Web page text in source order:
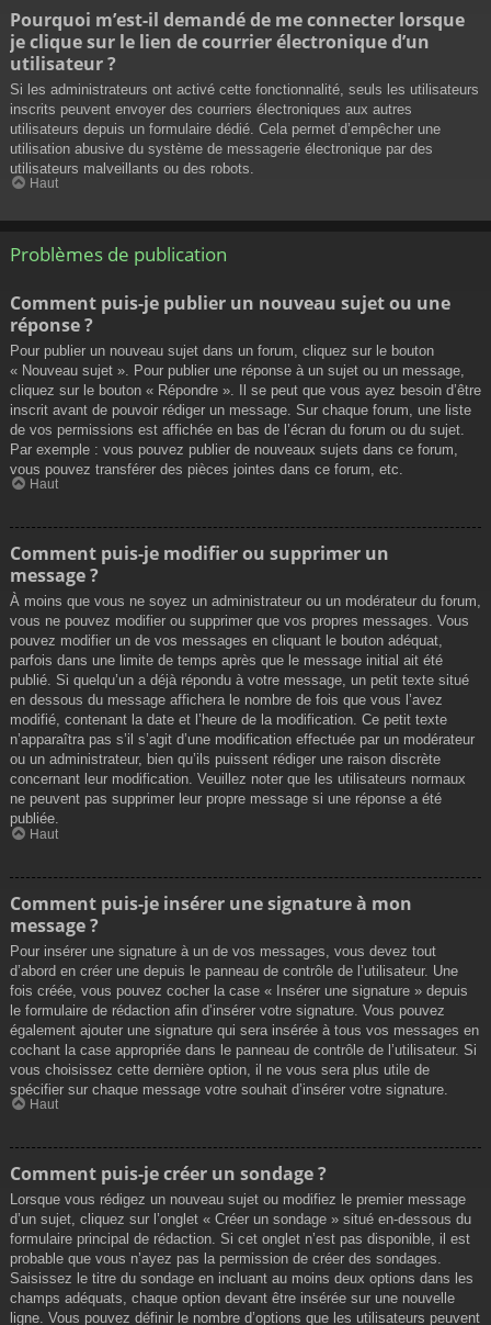
Pourquoi m’est-il demandé de me connecter lorsque
je clique sur le lien de courrier électronique d’un
utilisateur ?
Si les administrateurs ont activé cette fonctionnalité, seuls les utilisateurs
inscrits peuvent envoyer des courriers électroniques aux autres
utilisateurs depuis un formulaire dédié. Cela permet d’empêcher une
utilisation abusive du système de messagerie électronique par des
utilisateurs malveillants ou des robots.
Haut
Problèmes de publication
Comment puis-je publier un nouveau sujet ou une
réponse ?
Pour publier un nouveau sujet dans un forum, cliquez sur le bouton
« Nouveau sujet ». Pour publier une réponse à un sujet ou un message,
cliquez sur le bouton « Répondre ». Il se peut que vous ayez besoin d’être
inscrit avant de pouvoir rédiger un message. Sur chaque forum, une liste
de vos permissions est affichée en bas de l’écran du forum ou du sujet.
Par exemple : vous pouvez publier de nouveaux sujets dans ce forum,
vous pouvez transférer des pièces jointes dans ce forum, etc.
Haut
Comment puis-je modifier ou supprimer un
message ?
À moins que vous ne soyez un administrateur ou un modérateur du forum,
vous ne pouvez modifier ou supprimer que vos propres messages. Vous
pouvez modifier un de vos messages en cliquant le bouton adéquat,
parfois dans une limite de temps après que le message initial ait été
publié. Si quelqu’un a déjà répondu à votre message, un petit texte situé
en dessous du message affichera le nombre de fois que vous l’avez
modifié, contenant la date et l’heure de la modification. Ce petit texte
n’apparaîtra pas s’il s’agit d’une modification effectuée par un modérateur
ou un administrateur, bien qu’ils puissent rédiger une raison discrète
concernant leur modification. Veuillez noter que les utilisateurs normaux
ne peuvent pas supprimer leur propre message si une réponse a été
publiée.
Haut
Comment puis-je insérer une signature à mon
message ?
Pour insérer une signature à un de vos messages, vous devez tout
d’abord en créer une depuis le panneau de contrôle de l’utilisateur. Une
fois créée, vous pouvez cocher la case « Insérer une signature » depuis
le formulaire de rédaction afin d’insérer votre signature. Vous pouvez
également ajouter une signature qui sera insérée à tous vos messages en
cochant la case appropriée dans le panneau de contrôle de l’utilisateur. Si
vous choisissez cette dernière option, il ne vous sera plus utile de
spécifier sur chaque message votre souhait d’insérer votre signature.
Haut
Comment puis-je créer un sondage ?
Lorsque vous rédigez un nouveau sujet ou modifiez le premier message
d’un sujet, cliquez sur l’onglet « Créer un sondage » situé en-dessous du
formulaire principal de rédaction. Si cet onglet n’est pas disponible, il est
probable que vous n’ayez pas la permission de créer des sondages.
Saisissez le titre du sondage en incluant au moins deux options dans les
champs adéquats, chaque option devant être insérée sur une nouvelle
ligne. Vous pouvez définir le nombre d’options que les utilisateurs peuvent